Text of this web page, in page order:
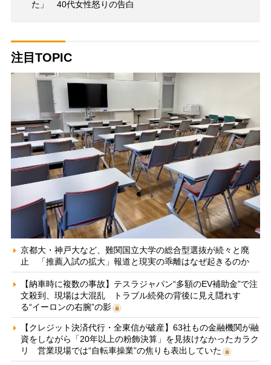
た」 40代女性怒りの告白
注目TOPIC
京都大・神戸大など、難関国立大学の総合型選抜が続々と廃
止 「推薦入試の拡大」報道と現実の乖離はなぜ起きるのか
【納車時に複数の事故】テスラジャパン“多額のEV補助金”で注
文殺到、現場は大混乱 トラブル続発の背後に見え隠れす
る“イーロンの右腕”の影
【クレジット決済代行・全東信が破産】63社もの金融機関が融
資をしながら「20年以上の粉飾決算」を見抜けなかったカラク
リ 営業現場では“自転車操業”の焦りも表出していた